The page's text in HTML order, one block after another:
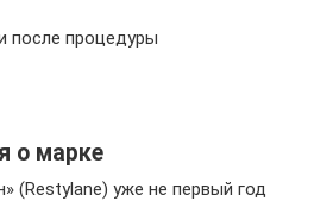
после процедуры
о марке
(Restylane) уже не первый год